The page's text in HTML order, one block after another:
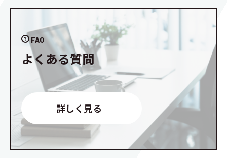
FAQ
よくある質問
詳しく見る